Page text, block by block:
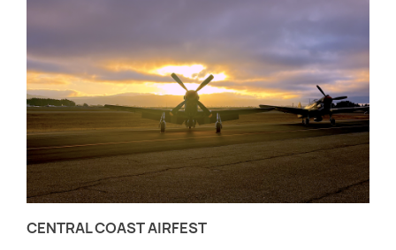
CENTRAL COAST AIRFEST